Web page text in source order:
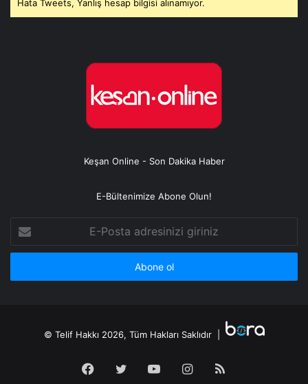
Hata Tweets, Yanlış hesap bilgisi alınamıyor.
Keşan Online - Son Dakika Haber
E-Bültenimize Abone Olun!
Posta
adresinizi
© Telif Hakkı 2026, Tüm Hakları Saklıdır |
Facebook
TwitterYouTubeInstagram
RSS